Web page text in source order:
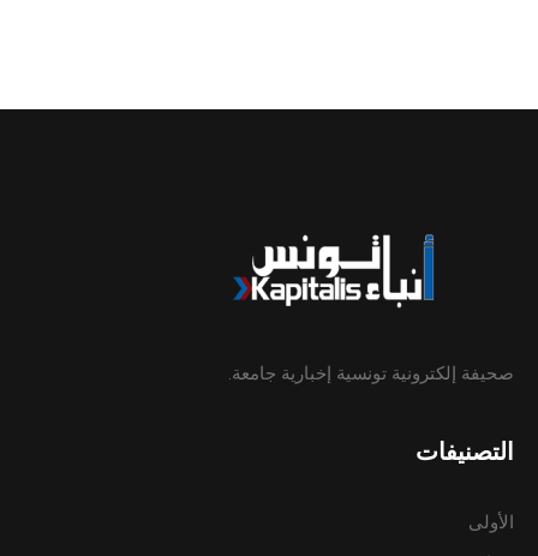
صحيفة إلكترونية تونسية إخبارية جامعة.
التصنيفات
الأولى